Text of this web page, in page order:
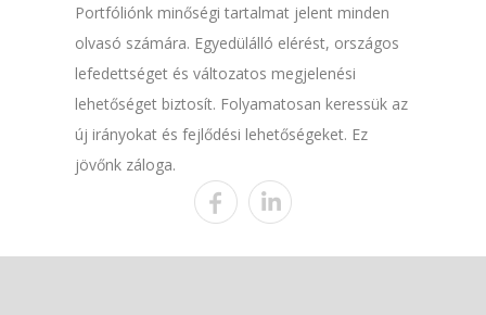
Portfóliónk minőségi tartalmat jelent minden
olvasó számára. Egyedülálló elérést, országos
lefedettséget és változatos megjelenési
lehetőséget biztosít. Folyamatosan keressük az
új irányokat és fejlődési lehetőségeket. Ez
jövőnk záloga.